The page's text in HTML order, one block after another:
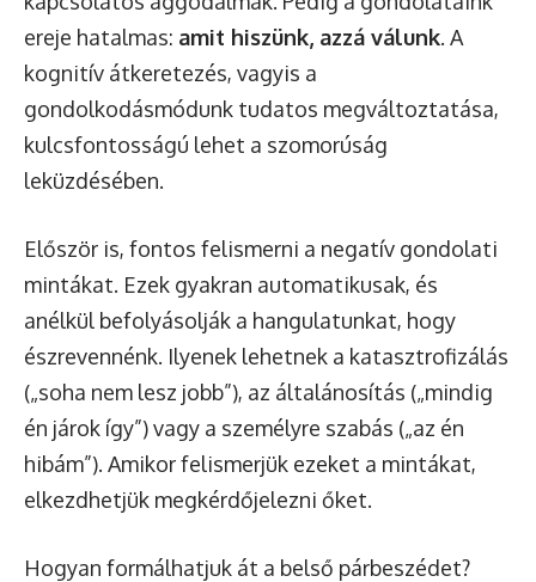
ereje hatalmas: amit hiszünk, azzá válunk. A
kognitív átkeretezés, vagyis a
gondolkodásmódunk tudatos megváltoztatása,
kulcsfontosságú lehet a szomorúság
leküzdésében.
Először is, fontos felismerni a negatív gondolati
mintákat. Ezek gyakran automatikusak, és
anélkül befolyásolják a hangulatunkat, hogy
észrevennénk. Ilyenek lehetnek a katasztrofizálás
(„soha nem lesz jobb”), az általánosítás („mindig
én járok így”) vagy a személyre szabás („az én
hibám”). Amikor felismerjük ezeket a mintákat,
elkezdhetjük megkérdőjelezni őket.
Hogyan formálhatjuk át a belső párbeszédet?